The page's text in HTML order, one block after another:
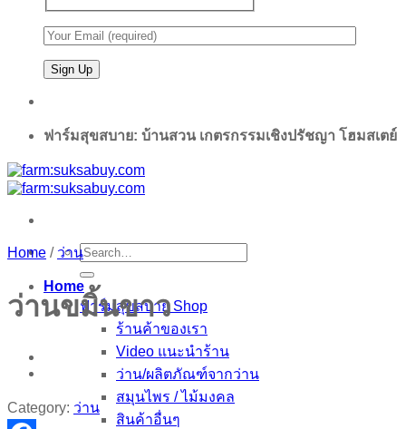
ฟาร์มสุขสบาย: บ้านสวน เกตรกรรมเชิงปรัชญา โฮมสเตย์
Search
for:
Home
ฟาร์มสุขสบาย Shop
ร้านค้าของเรา
Video แนะนำร้าน
ว่าน/ผลิตภัณฑ์จากว่าน
สมุนไพร / ไม้มงคล
สินค้าอื่นๆ
Home / ว่าน
ว่านขมิ้นขาว
Category: ว่าน